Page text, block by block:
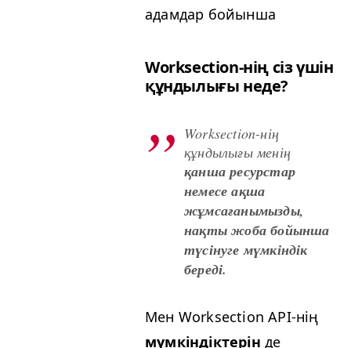
адамдар бойынша
Work­sec­tion-нің сіз үшін
құндылығы неде?
Work­sec­tion-нің
құндылығы менің
қанша ресурстар
немесе ақша
жұмсағанымызды,
нақты жоба бойынша
түсінуге мүмкіндік
береді.
Мен Work­sec­tion API-нің
мүмкіндіктерін де